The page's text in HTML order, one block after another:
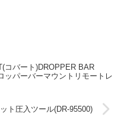
コバート)DROPPER BAR
ッパーバーマウントリモートレ
ト圧入ツール(DR-95500)